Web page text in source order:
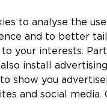
to analyse the
and to better
your interests.
install
show you
and social media.